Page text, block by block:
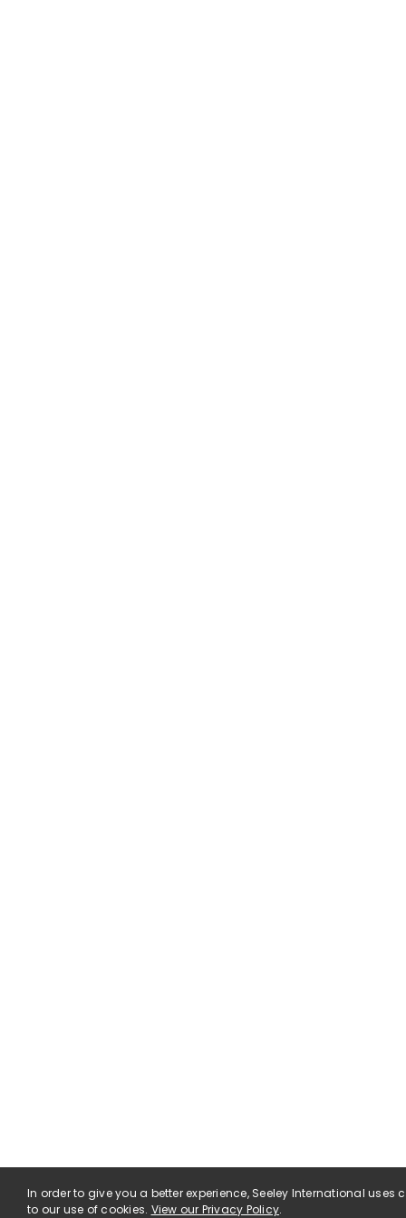
In order to give you a better experience, Seeley International
to our use of cookies. View our Privacy Policy.